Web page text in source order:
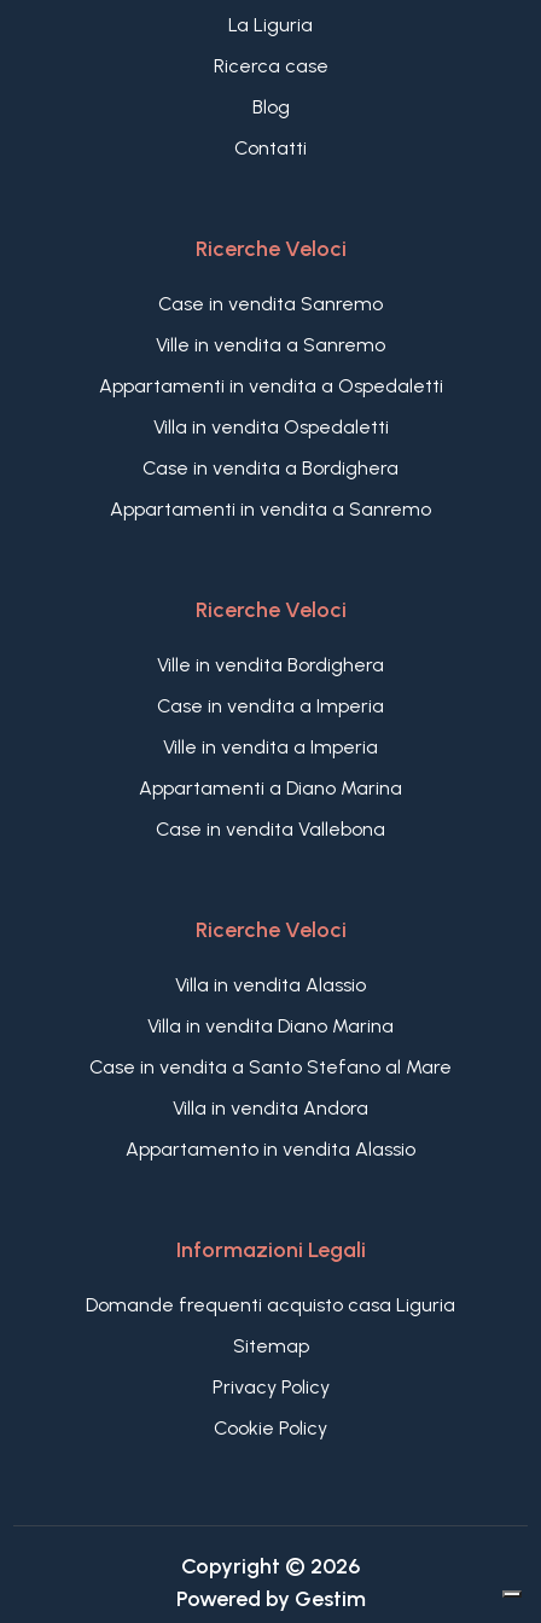
La Liguria
Ricerca case
Blog
Contatti
Ricerche Veloci
Case in vendita Sanremo
Ville in vendita a Sanremo
Appartamenti in vendita a Ospedaletti
Villa in vendita Ospedaletti
Case in vendita a Bordighera
Appartamenti in vendita a Sanremo
Ricerche Veloci
Ville in vendita Bordighera
Case in vendita a Imperia
Ville in vendita a Imperia
Appartamenti a Diano Marina
Case in vendita Vallebona
Ricerche Veloci
Villa in vendita Alassio
Villa in vendita Diano Marina
Case in vendita a Santo Stefano al Mare
Villa in vendita Andora
Appartamento in vendita Alassio
Informazioni Legali
Domande frequenti acquisto casa Liguria
Sitemap
Privacy Policy
Cookie Policy
Copyright © 2026
Powered by Gestim